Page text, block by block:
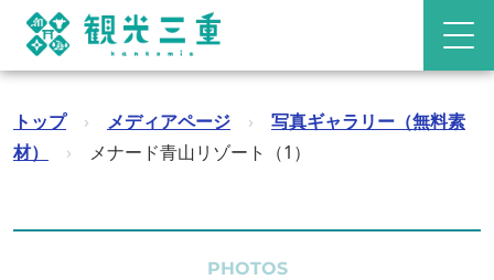
トップ › メディアページ ›
写真ギャラリー（無料素
材）
› メナード青山リゾート（1）
PHOTOS